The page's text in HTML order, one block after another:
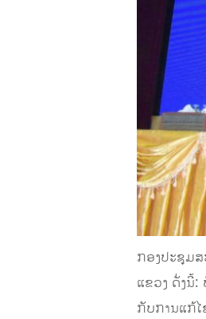
ກອງປະຊຸມສ
ແຂວງ ດັ່ງນີ້
ກັບການແກ້